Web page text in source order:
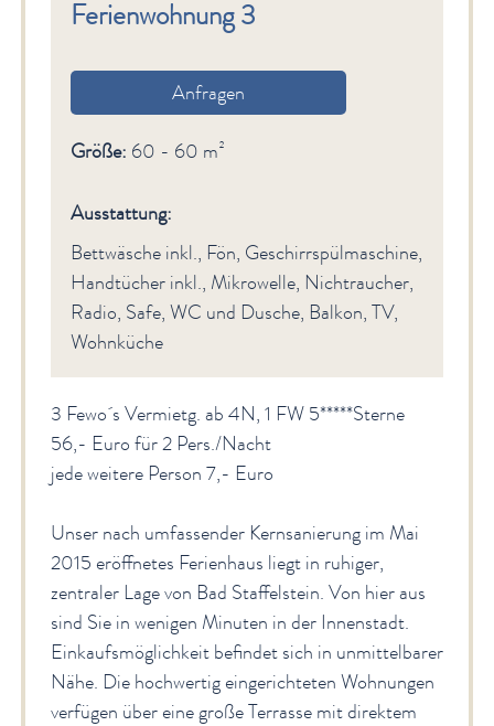
Ferienwohnung 3
Anfragen
Größe: 60 - 60 m²
Ausstattung:
Bettwäsche inkl., Fön, Geschirrspülmaschine,
Handtücher inkl., Mikrowelle, Nichtraucher,
Radio, Safe, WC und Dusche, Balkon, TV,
Wohnküche
3 Fewo´s Vermietg. ab 4N, 1 FW 5*****Sterne
56,- Euro für 2 Pers./Nacht
jede weitere Person 7,- Euro
Unser nach umfassender Kernsanierung im Mai
2015 eröffnetes Ferienhaus liegt in ruhiger,
zentraler Lage von Bad Staffelstein. Von hier aus
sind Sie in wenigen Minuten in der Innenstadt.
Einkaufsmöglichkeit befindet sich in unmittelbarer
Nähe. Die hochwertig eingerichteten Wohnungen
verfügen über eine große Terrasse mit direktem